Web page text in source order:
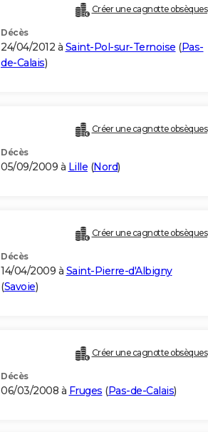
Créer une cagnotte obsèques
Décès
24/04/2012 à Saint-Pol-sur-Ternoise (Pas-
de-Calais)
Créer une cagnotte obsèques
Décès
05/09/2009 à Lille (Nord)
Créer une cagnotte obsèques
Décès
14/04/2009 à Saint-Pierre-d'Albigny
(Savoie)
Créer une cagnotte obsèques
Décès
06/03/2008 à Fruges (Pas-de-Calais)